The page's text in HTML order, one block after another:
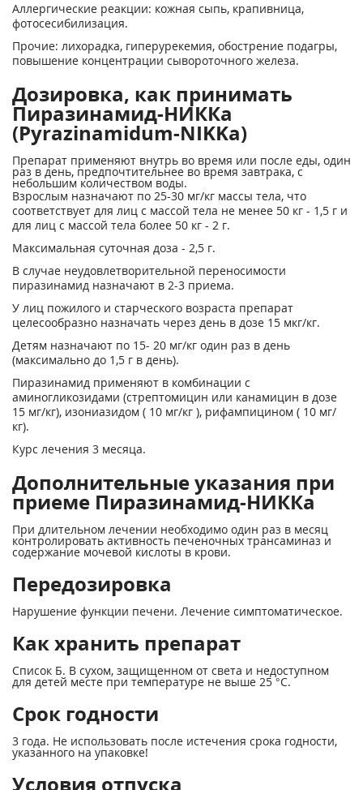
Аллергические реакции: кожная сыпь, крапивница,
фотосесибилизация.
Прочие: лихорадка, гиперурекемия, обострение подагры,
повышение концентрации сывороточного железа.
Дозировка, как принимать
Пиразинамид-НИККа
(Pyrazinamidum-NIKKa)
Препарат применяют внутрь во время или после еды, один
раз в день, предпочтительнее во время завтрака, с
небольшим количеством воды.
Взрослым назначают по 25-30 мг/кг массы тела, что
соответствует для лиц с массой тела не менее 50 кг - 1,5 г и
для лиц с массой тела более 50 кг - 2 г.
Максимальная суточная доза - 2,5 г.
В случае неудовлетворительной переносимости
пиразинамид назначают в 2-3 приема.
У лиц пожилого и старческого возраста препарат
целесообразно назначать через день в дозе 15 мкг/кг.
Детям назначают по 15- 20 мг/кг один раз в день
(максимально до 1,5 г в день).
Пиразинамид применяют в комбинации с
аминогликозидами (стрептомицин или канамицин в дозе
15 мг/кг), изониазидом ( 10 мг/кг ), рифампицином ( 10 мг/
кг).
Курс лечения 3 месяца.
Дополнительные указания при
приеме Пиразинамид-НИККа
При длительном лечении необходимо один раз в месяц
контролировать активность печеночных трансаминаз и
содержание мочевой кислоты в крови.
Передозировка
Нарушение функции печени. Лечение симптоматическое.
Как хранить препарат
Список Б. В сухом, защищенном от света и недоступном
для детей месте при температуре не выше 25 °С.
Срок годности
3 года. Не использовать после истечения срока годности,
указанного на упаковке!
Условия отпуска